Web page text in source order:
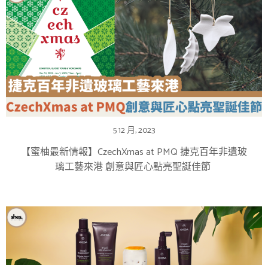
5 12 月, 2023
【蜜柚最新情報】CzechXmas at PMQ 捷克百年非遺玻
璃工藝來港 創意與匠心點亮聖誕佳節